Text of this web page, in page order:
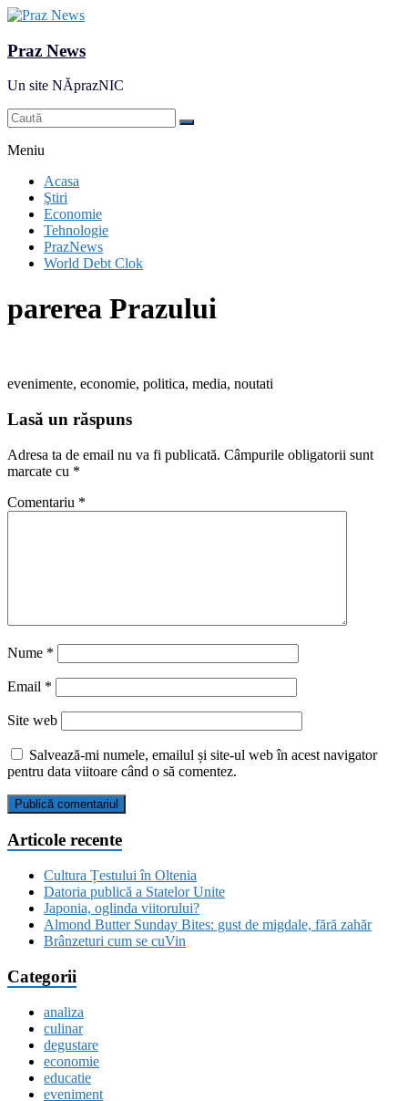
Praz News
Un site NĂprazNIC
Meniu
Acasa
Ştiri
Economie
Tehnologie
PrazNews
World Debt Clok
parerea Prazului
evenimente, economie, politica, media, noutati
Lasă un răspuns
Adresa ta de email nu va fi publicată. Câmpurile obligatorii sunt
marcate cu *
Comentariu *
Nume *
Email *
Site web
Salvează-mi numele, emailul și site-ul web în acest navigator
pentru data viitoare când o să comentez.
Articole recente
Cultura Țestului în Oltenia
Datoria publică a Statelor Unite
Japonia, oglinda viitorului?
Almond Butter Sunday Bites: gust de migdale, fără zahăr
Brânzeturi cum se cuVin
Categorii
analiza
culinar
degustare
economie
educatie
eveniment